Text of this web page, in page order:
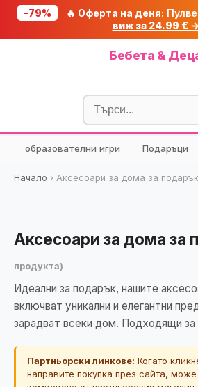
-79% 🔥 Оферта на деня:
виж за 24.99 € →
Бебета &
Блог
🧮 Калкулатори
🔍 Намери продукт
🎁 Подарък
образователни игри Подаръци
Начало › Аксесоари за дома за подарък
Аксесоари за дома за
продукта)
Идеални за подарък, нашите
включват уникални и елегантни
зарадват всеки дом. Подходящи за
Партньорски линкове: Когато
направите покупка през сайта,